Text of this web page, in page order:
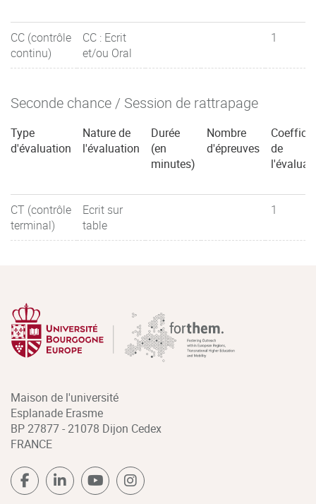
CC (contrôle
continu)
CC : Ecrit
et/ou Oral
1
Seconde chance / Session de rattrapage
Type
d'évaluation
Nature de
l'évaluation
Durée
(en
minutes)
Nombre
d'épreuves
de
CT (contrôle
terminal)
Ecrit sur
table
1
Maison de l'université
Esplanade Erasme
BP 27877 - 21078 Dijon Cedex
FRANCE